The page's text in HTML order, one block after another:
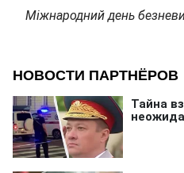
Міжнародний день